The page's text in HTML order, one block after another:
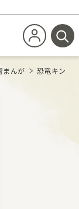
新規会員登
検
まんが
恐竜キン